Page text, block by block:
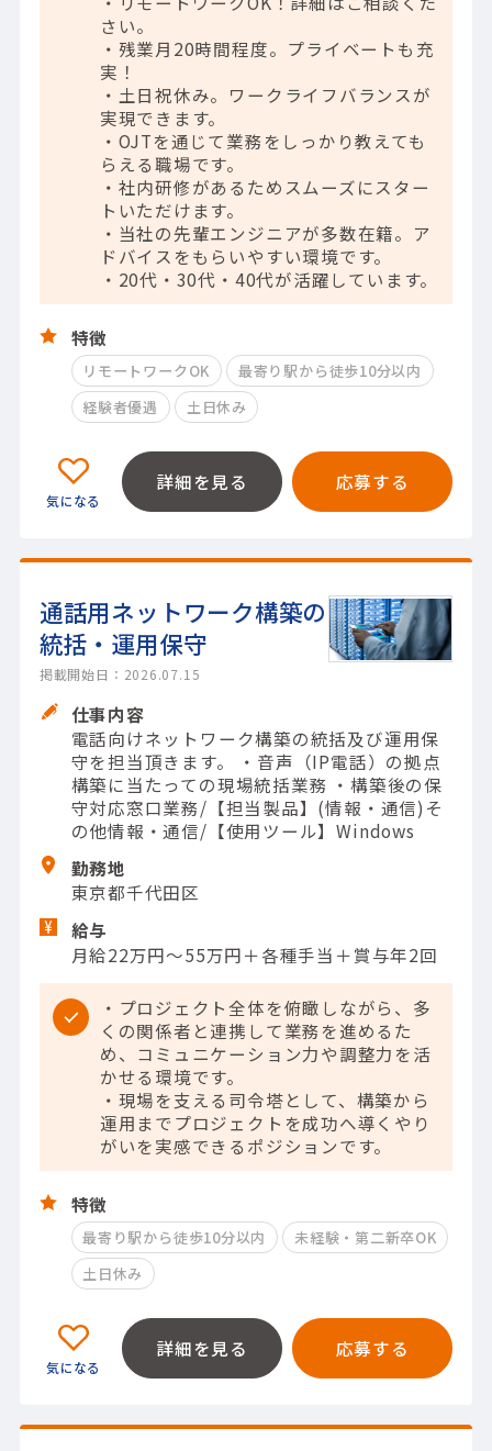
さい。
・残業月20時間程度。プライベートも充
実！
・土日祝休み。ワークライフバランスが
実現できます。
・OJTを通じて業務をしっかり教えても
らえる職場です。
・社内研修があるためスムーズにスター
トいただけます。
・当社の先輩エンジニアが多数在籍。ア
ドバイスをもらいやすい環境です。
・20代・30代・40代が活躍しています。
特徴
リモートワークOK
最寄り駅から徒歩10分以内
経験者優遇
土日休み
詳細を見る 応募する
通話用ネットワーク構築の
統括・運用保守
掲載開始日：2026.07.15
仕事内容
電話向けネットワーク構築の統括及び運用保
守を担当頂きます。 ・音声（IP電話）の拠点
構築に当たっての現場統括業務 ・構築後の保
守対応窓口業務/【担当製品】(情報・通信)そ
の他情報・通信/【使用ツール】Windows
勤務地
東京都千代田区
給与
月給22万円～55万円＋各種手当＋賞与年2回
・プロジェクト全体を俯瞰しながら、多
くの関係者と連携して業務を進めるた
め、コミュニケーション力や調整力を活
かせる環境です。
・現場を支える司令塔として、構築から
運用までプロジェクトを成功へ導くやり
がいを実感できるポジションです。
特徴
最寄り駅から徒歩10分以内
未経験・第二新卒OK
土日休み
詳細を見る 応募する